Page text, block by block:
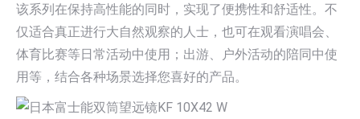
该系列在保持高性能的同时，实现了便携性和舒适性。不
仅适合真正进行大自然观察的人士，也可在观看演唱会、
体育比赛等日常活动中使用；出游、户外活动的陪同中使
用等，结合各种场景选择您喜好的产品。